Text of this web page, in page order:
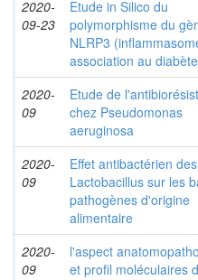
2020-
09-23
Etude in Silico du
polymorphisme du
NLRP3
association au diabète
2020-
09
Etude de
chez Pseudomonas
aeruginosa
2020-
09
Effet antibactérien des
Lactobacillus sur les
pathogènes d'origine
alimentaire
2020-
09
l'aspect
et profil moléculaires